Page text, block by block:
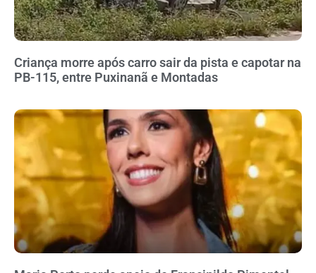
Criança morre após carro sair da pista e capotar na
PB-115, entre Puxinanã e Montadas